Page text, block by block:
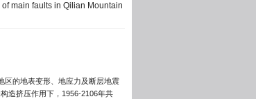
main faults in Qilian Mountain
区的地表变形、地应力及断层地震
造挤压作用下，1956-2106年共